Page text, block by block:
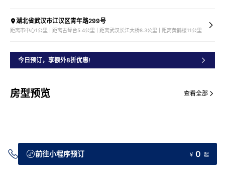
湖北省武汉市江汉区青年路299号
距离市中心1公里 | 距离古琴台5.4公里 | 距离武汉长江大桥8.3公里 | 距离黄鹤楼11公里
今日预订，享额外8折优惠!
房型预览 查看全部
前往小程序预订 ￥ 0 起